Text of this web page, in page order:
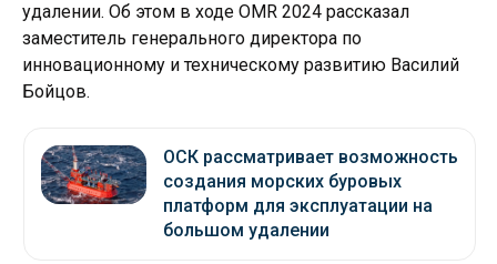
удалении. Об этом в ходе OMR 2024 рассказал
заместитель генерального директора по
инновационному и техническому развитию Василий
Бойцов.
ОСК рассматривает возможность
создания морских буровых
платформ для эксплуатации на
большом удалении